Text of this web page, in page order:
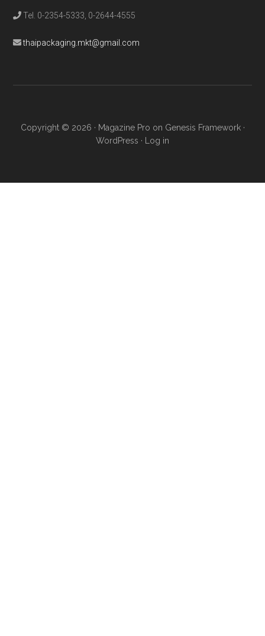
Tel. 0-2354-5333, 0-2644-4555
thaipackaging.mkt@gmail.com
Copyright © 2026 · Magazine Pro on Genesis Framework·
WordPress · Log in